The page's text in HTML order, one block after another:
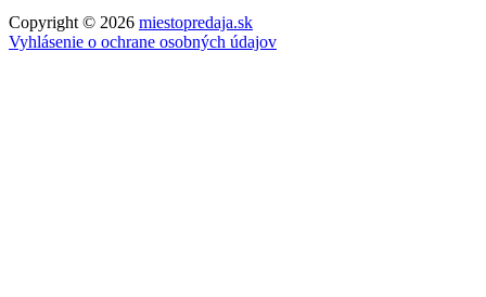
Copyright © 2026 miestopredaja.sk
Vyhlásenie o ochrane osobných údajov